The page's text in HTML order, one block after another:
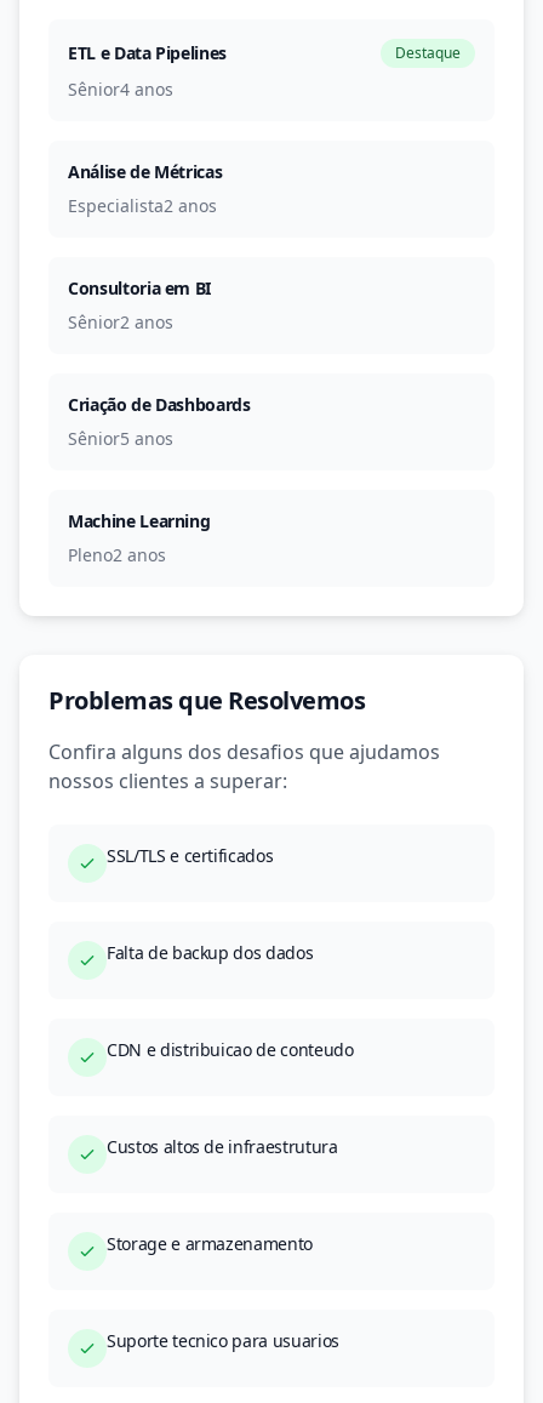
ETL e Data Pipelines Destaque
Sênior4 anos
Análise de Métricas
Especialista2 anos
Consultoria em BI
Sênior2 anos
Criação de Dashboards
Sênior5 anos
Machine Learning
Pleno2 anos
Problemas que Resolvemos
Confira alguns dos desafios que ajudamos
nossos clientes a superar:
SSL/TLS e certificados
Falta de backup dos dados
CDN e distribuicao de conteudo
Custos altos de infraestrutura
Storage e armazenamento
Suporte tecnico para usuarios